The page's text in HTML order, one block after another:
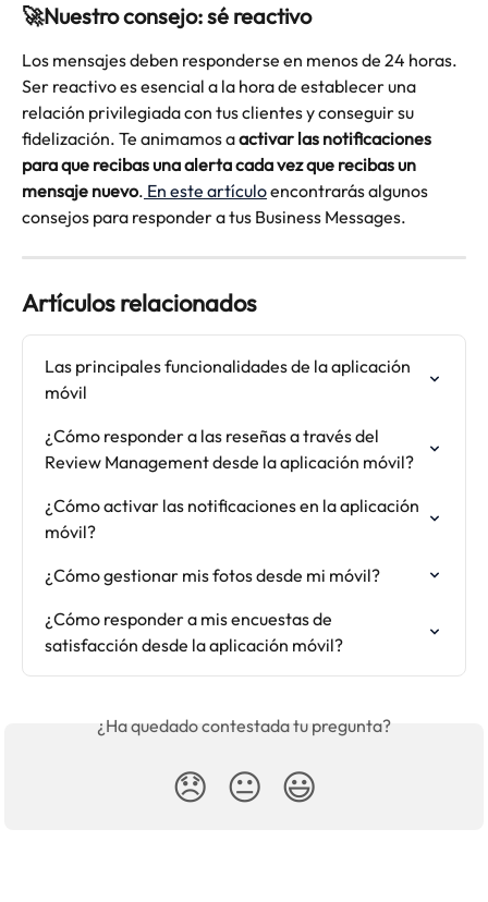
🚀Nuestro consejo: sé reactivo
Los mensajes deben responderse en menos de 24 horas.
Ser reactivo es esencial a la hora de establecer una
relación privilegiada con tus clientes y conseguir su
fidelización. Te animamos a activar las notificaciones
para que recibas una alerta cada vez que recibas un
mensaje nuevo. En este artículo encontrarás algunos
consejos para responder a tus Business Messages.
Artículos relacionados
Las principales funcionalidades de la aplicación
móvil
¿Cómo responder a las reseñas a través del
Review Management desde la aplicación móvil?
¿Cómo activar las notificaciones en la aplicación
móvil?
¿Cómo gestionar mis fotos desde mi móvil?
¿Cómo responder a mis encuestas de
satisfacción desde la aplicación móvil?
¿Ha quedado contestada tu pregunta?
😞 😐 😃